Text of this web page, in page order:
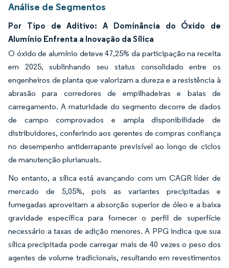
Análise de Segmentos
Por Tipo de Aditivo: A Dominância do Óxido de
Alumínio Enfrenta a Inovação da Sílica
O óxido de alumínio deteve 47,25% da participação na receita
em 2025, sublinhando seu status consolidado entre os
engenheiros de planta que valorizam a dureza e a resistência à
abrasão para corredores de empilhadeiras e baias de
carregamento. A maturidade do segmento decorre de dados
de campo comprovados e ampla disponibilidade de
distribuidores, conferindo aos gerentes de compras confiança
no desempenho antiderrapante previsível ao longo de ciclos
de manutenção plurianuais.
No entanto, a sílica está avançando com um CAGR líder de
mercado de 5,05%, pois as variantes precipitadas e
fumegadas aproveitam a absorção superior de óleo e a baixa
gravidade específica para fornecer o perfil de superfície
necessário a taxas de adição menores. A PPG indica que sua
sílica precipitada pode carregar mais de 40 vezes o peso dos
agentes de volume tradicionais, resultando em revestimentos